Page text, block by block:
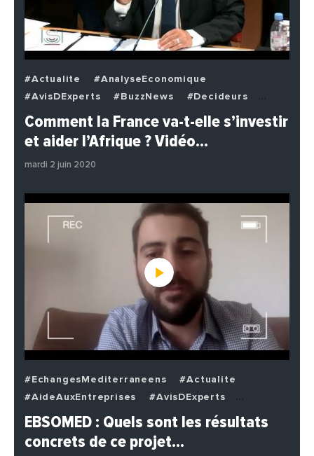
#Actualite
#AnalyseEconomique
#AvisDExperts
#BuzzNews
#Decideurs
#EchangesMediterraneens
#Economie
#Politique
Comment la France va-t-elle s’investir
et aider l’Afrique ? Vidéo…
mardi 2 juin 2020
#EchangesMediterraneens
#Actualite
#AideAuxEntreprises
#AvisDExperts
#BuzzNews
#Decideurs
#Entreprises
#Institutions
EBSOMED : Quels sont les résultats
concrets de ce projet…